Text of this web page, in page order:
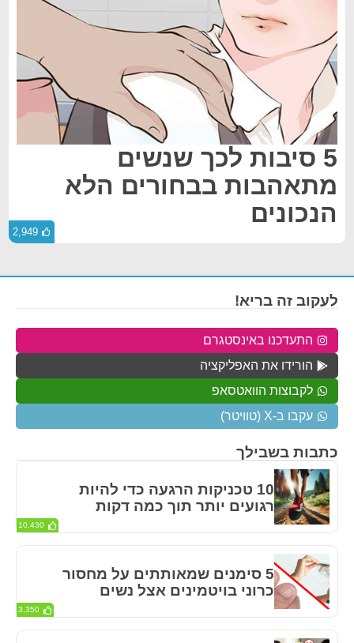
5 סיבות לכך שנשים
מתאהבות בבחורים הלא
הנכונים
2,949
כתבות בשבילך
10 טכניקות הרגעה כדי להיות
רגועים יותר תוך כמה דקות
10,430
5 סימנים שמאותתים על מחסור
כרוני בויטמינים אצל נשים
3,350
לעקוב זה בריא!
התעדכנו באינסטגרם
הורידו את האפליקציה
לקבוצות הוואטסאפ
עקבו ב-X (טוויטר)